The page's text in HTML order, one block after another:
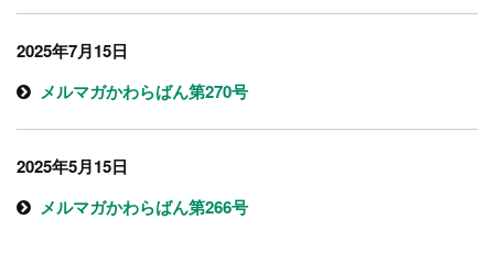
2025年7月15日
メルマガかわらばん第270号
2025年5月15日
メルマガかわらばん第266号